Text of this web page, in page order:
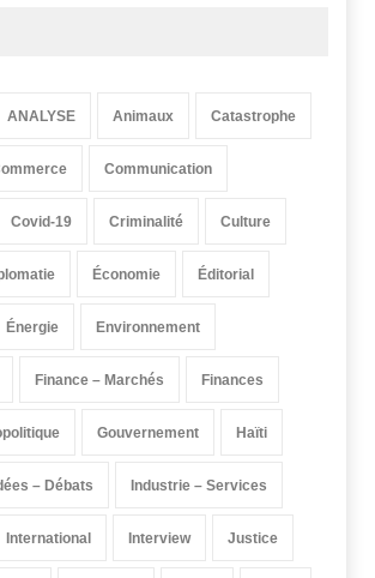
ANALYSE Animaux Catastrophe
Communication
Covid-19 Criminalité Culture
Économie Éditorial
Énergie Environnement
Finance – Marchés Finances
Gouvernement Haïti
– Débats Industrie – Services
International Interview Justice